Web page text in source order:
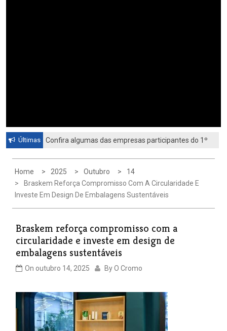
Últimas
Confira algumas das empresas participantes do 1º
Home 2025 Outubro
14
Braskem Reforça Compromisso Com A Circularidade E
Investe Em Design De Embalagens Sustentáveis
Braskem reforça compromisso com a
circularidade e investe em design de
embalagens sustentáveis
On outubro 14, 2025 ByO Cromo